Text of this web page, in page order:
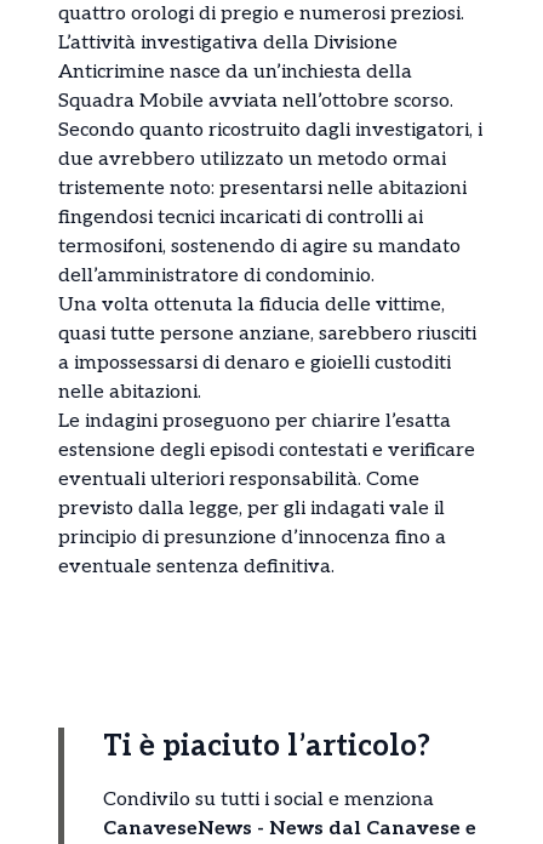
quattro orologi di pregio e numerosi preziosi.
L’attività investigativa della Divisione
Anticrimine nasce da un’inchiesta della
Squadra Mobile avviata nell’ottobre scorso.
Secondo quanto ricostruito dagli investigatori, i
due avrebbero utilizzato un metodo ormai
tristemente noto: presentarsi nelle abitazioni
fingendosi tecnici incaricati di controlli ai
termosifoni, sostenendo di agire su mandato
dell’amministratore di condominio.
Una volta ottenuta la fiducia delle vittime,
quasi tutte persone anziane, sarebbero riusciti
a impossessarsi di denaro e gioielli custoditi
nelle abitazioni.
Le indagini proseguono per chiarire l’esatta
estensione degli episodi contestati e verificare
eventuali ulteriori responsabilità. Come
previsto dalla legge, per gli indagati vale il
principio di presunzione d’innocenza fino a
eventuale sentenza definitiva.
Ti è piaciuto l’articolo?
Condivilo su tutti i social e menziona
CanaveseNews - News dal Canavese e